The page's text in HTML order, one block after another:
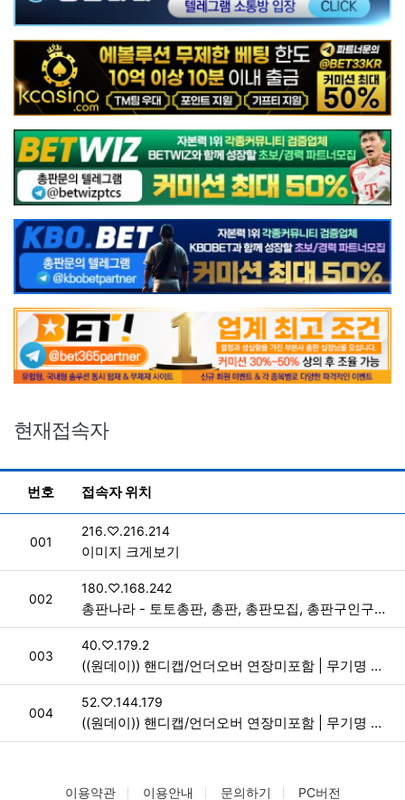
현재접속자
현재 접속자 목록
번호 접속자 위치
번호
001
접속자
216.♡.216.214
이미지 크게보기
번호
002
접속자
180.♡.168.242
총판나라 - 토토총판, 총판, 총판모집, 총판구인구직, 총판커뮤니티, 총판홍보
번호
003
접속자
40.♡.179.2
((원데이)) 핸디캡/언더오버 연장미포함 | 무기명 테더가입가능 > 사이트 홍보
번호
004
접속자
52.♡.144.179
((원데이)) 핸디캡/언더오버 연장미포함 | 무기명 테더가입가능 > 사이트 홍보
이용약관 이용안내 문의하기 PC버전